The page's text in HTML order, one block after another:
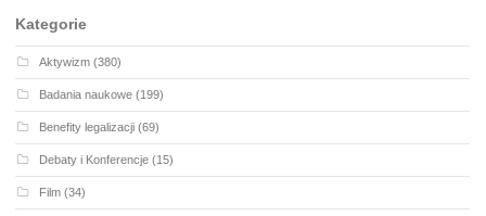
Kategorie
Aktywizm (380)
Badania naukowe (199)
Benefity legalizacji (69)
Debaty i Konferencje (15)
Film (34)